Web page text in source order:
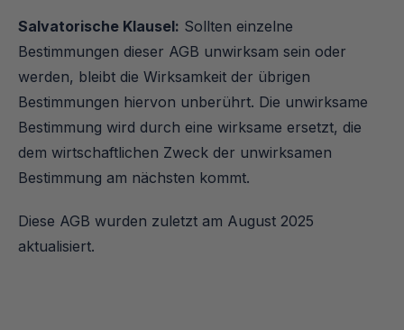
Salvatorische Klausel: Sollten einzelne
Bestimmungen dieser AGB unwirksam sein oder
werden, bleibt die Wirksamkeit der übrigen
Bestimmungen hiervon unberührt. Die unwirksame
Bestimmung wird durch eine wirksame ersetzt, die
dem wirtschaftlichen Zweck der unwirksamen
Bestimmung am nächsten kommt.
Diese AGB wurden zuletzt am August 2025
aktualisiert.